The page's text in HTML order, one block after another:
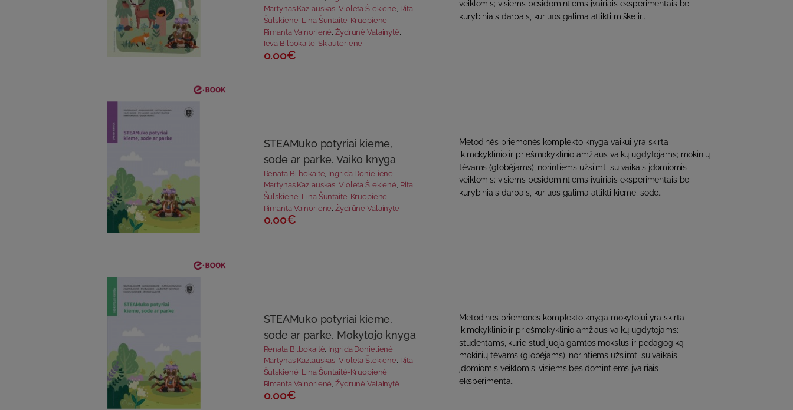
Martynas Kazlauskas, Violeta Šlekienė, Rita
Šulskienė Lina Šuntaitė-Kruopienė
Rimanta Vainorienė ,Žydrūnė Valainytė
Ieva Bilbokaitė-Skiauterienė
0.00€
veiklomis; visiems besidomintiems įvairiais eksperimentais bei
kūrybiniais darbais, kuriuos galima atlikti miške ir..
STEAMuko potyriai kieme,
sode ar parke. Vaiko knyga
Renata Bilbokaitė Ingrida Donielienė
Martynas Kazlauskas, Violeta Šlekienė, Rita
Šulskienė Lina Šuntaitė-Kruopienė
Rimanta Vainorienė ,Žydrūnė Valainytė
0.00€
Metodinės priemonės komplekto knyga vaikui yra skirta
ikimokyklinio ir priešmokyklinio amžiaus vaikų ugdytojams; mokinių
tėvams (globėjams), norintiems užsiimti su vaikais įdomiomis
veiklomis; visiems besidomintiems įvairiais eksperimentais bei
kūrybiniais darbais, kuriuos galima atlikti kieme, sode..
STEAMuko potyriai kieme,
sode ar parke. Mokytojo knyga
Renata Bilbokaitė Ingrida Donielienė
Martynas Kazlauskas, Violeta Šlekienė, Rita
Šulskienė Lina Šuntaitė-Kruopienė
Rimanta Vainorienė ,Žydrūnė Valainytė
0.00€
Metodinės priemonės komplekto knyga mokytojui yra skirta
ikimokyklinio ir priešmokyklinio amžiaus vaikų ugdytojams;
studentams, kurie studijuoja gamtos mokslus ir pedagogiką;
mokinių tėvams (globėjams), norintiems užsiimti su vaikais
įdomiomis veiklomis; visiems besidomintiems įvairiais
eksperimenta..